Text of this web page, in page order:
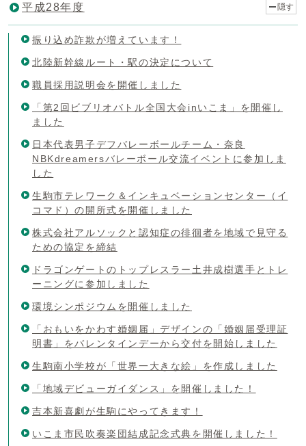
平成28年度 隠す
振り込め詐欺が増えています！
北陸新幹線ルート・駅の決定について
職員採用説明会を開催しました
「第2回ビブリオバトル全国大会inいこま」を開催し
ました
日本代表男子デフバレーボールチーム・奈良
NBKdreamersバレーボール交流イベントに参加しま
した
生駒市テレワーク＆インキュベーションセンター（イ
コマド）の開所式を開催しました
株式会社アルソックと認知症の徘徊者を地域で見守る
ための協定を締結
ドラゴンゲートのトップレスラー土井成樹選手とトレ
ーニングに参加しました
環境シンポジウムを開催しました
「おもいをかわす婚姻届」デザインの「婚姻届受理証
明書」をバレンタインデーから交付を開始しました
生駒南小学校が「世界一大きな絵」を作成しました
「地域デビューガイダンス」を開催しました！
吉本新喜劇が生駒にやってきます！
いこま市民吹奏楽団結成記念式典を開催しました！